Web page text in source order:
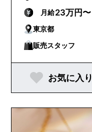
月給23万円〜
東京都
販売スタッフ
お気に入り